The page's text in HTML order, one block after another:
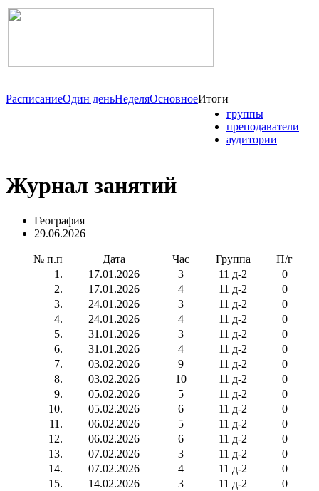
РасписаниеОдин деньНеделяОсновноеИтоги
группы
преподаватели
аудитории
Журнал занятий
География
29.06.2026
№ п.п Дата Час Группа
П/г
1.
17.01.2026 3 11 д-2
0
2.
17.01.2026 4 11 д-2
0
3.
24.01.2026 3 11 д-2
0
4.
24.01.2026 4 11 д-2
0
5.
31.01.2026 3 11 д-2
0
6.
31.01.2026 4 11 д-2
0
7.
03.02.2026 9 11 д-2
0
8.
03.02.2026 10 11 д-2
0
9.
05.02.2026 5 11 д-2
0
10.
05.02.2026 6 11 д-2
0
11.
06.02.2026 5 11 д-2
0
12.
06.02.2026 6 11 д-2
0
13.
07.02.2026 3 11 д-2
0
14.
07.02.2026 4 11 д-2
0
15.
14.02.2026 3 11 д-2
0